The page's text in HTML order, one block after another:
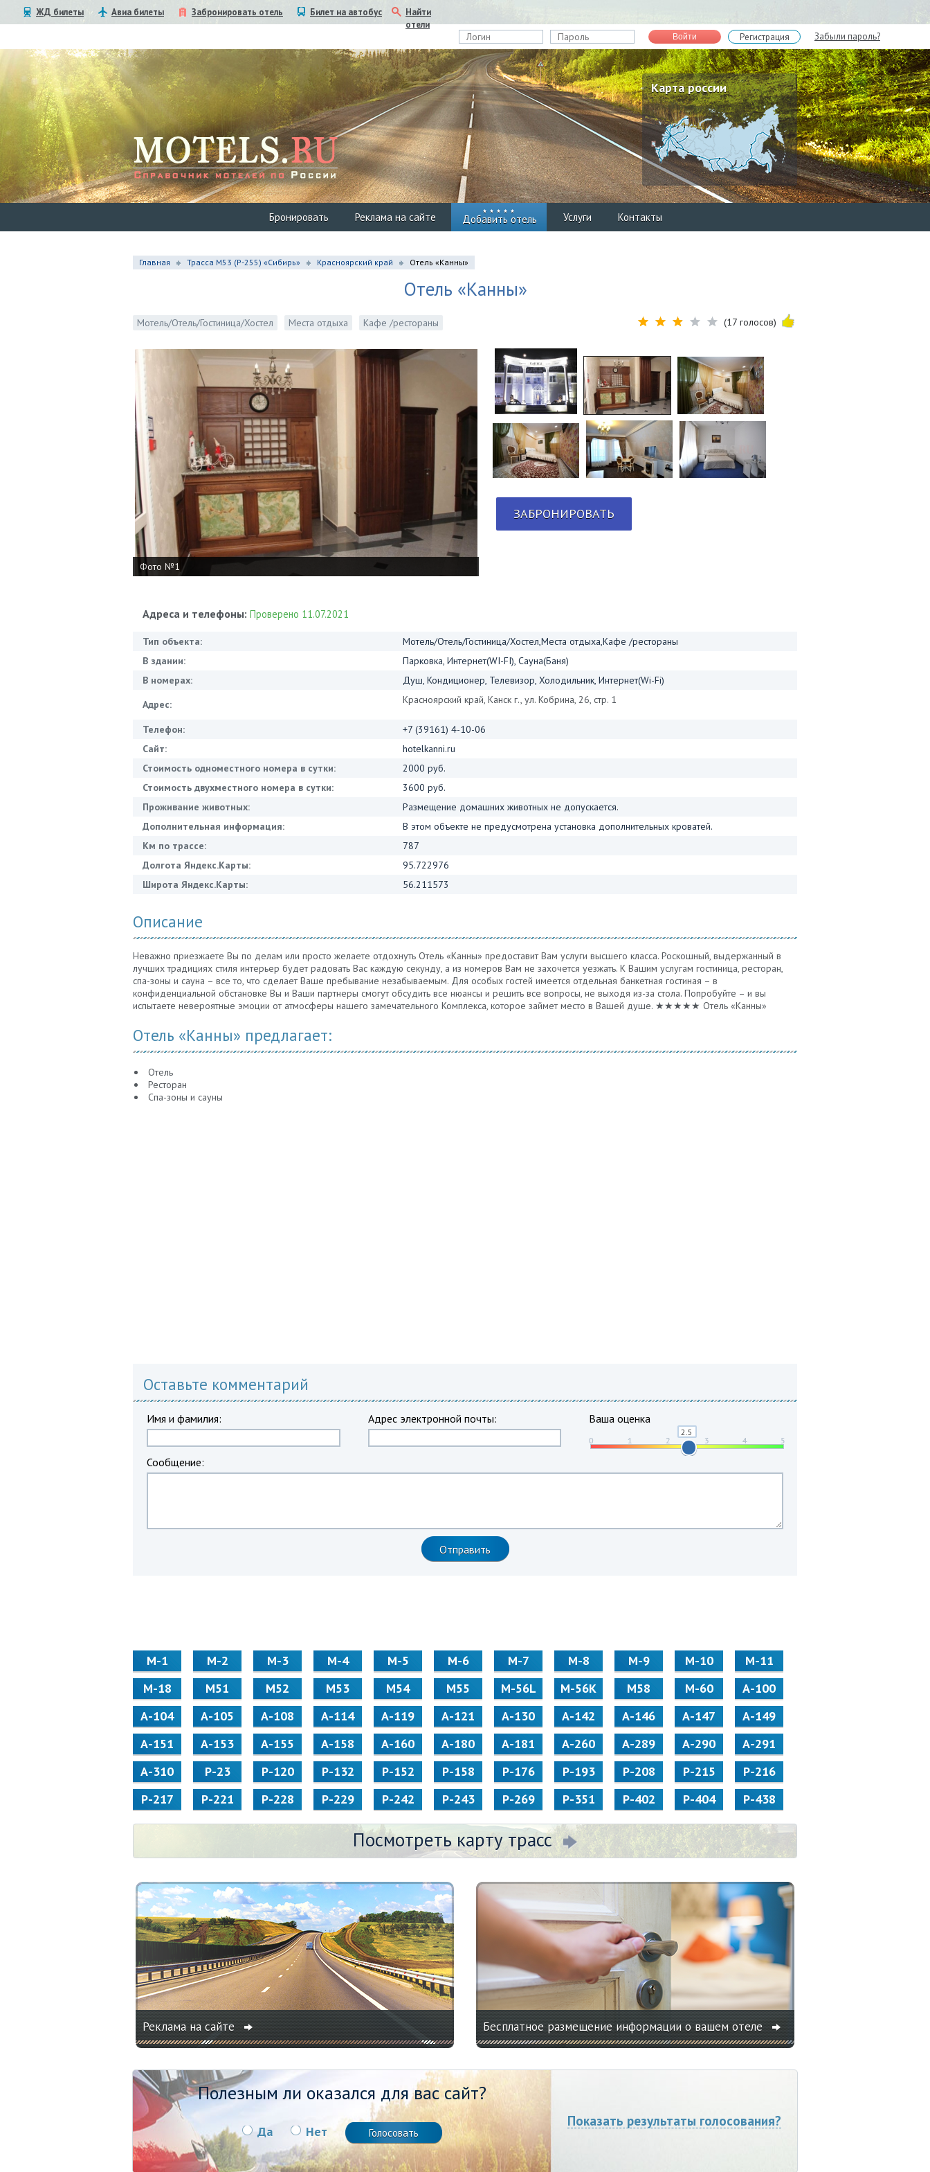
ЖД билеты Авиа билеты Забронировать отель Билет на автобус
Найти
отели
Войти Регистрация Забыли пароль?
Карта россии
Бронировать Реклама на сайте Добавить отель Услуги Контакты
Главная Трасса М53 (P-255) «Сибирь» Красноярский край Отель «Канны»
Отель «Канны»
Мотель/Отель/Гостиница/Хостел Места отдыха Кафе /рестораны (17 голосов)
Фото №1
ЗАБРОНИРОВАТЬ
Адреса и телефоны: Проверено 11.07.2021
Тип объекта:
Мотель/Отель/Гостиница/Хостел,Места отдыха,Кафе /рестораны
В здании:
Парковка, Интернет(WI-FI), Сауна(Баня)
В номерах:
Душ, Кондиционер, Телевизор, Холодильник, Интернет(Wi-Fi)
Адрес:
Красноярский край, Канск г., ул. Кобрина, 26, стр. 1
Телефон:
+7 (39161) 4-10-06
Сайт:
hotelkanni.ru
Стоимость одноместного номера в сутки:
2000 руб.
Стоимость двухместного номера в сутки:
3600 руб.
Проживание животных:
Размещение домашних животных не допускается.
Дополнительная информация:
В этом объекте не предусмотрена установка дополнительных кроватей.
Км по трассе:
787
Долгота Яндекс.Карты:
95.722976
Широта Яндекс.Карты:
56.211573
Описание
Неважно приезжаете Вы по делам или просто желаете отдохнуть Отель «Канны» предоставит Вам услуги высшего класса. Роскошный, выдержанный в
лучших традициях стиля интерьер будет радовать Вас каждую секунду, а из номеров Вам не захочется уезжать. К Вашим услугам гостиница, ресторан,
спа-зоны и сауна – все то, что сделает Ваше пребывание незабываемым. Для особых гостей имеется отдельная банкетная гостиная – в
конфиденциальной обстановке Вы и Ваши партнеры смогут обсудить все нюансы и решить все вопросы, не выходя из-за стола. Попробуйте – и вы
испытаете невероятные эмоции от атмосферы нашего замечательного Комплекса, которое займет место в Вашей душе. ★★★★★ Отель «Канны»
Отель «Канны» предлагает:
Отель
Ресторан
Спа-зоны и сауны
Оставьте комментарий
Имя и фамилия: Адрес электронной почты: Ваша оценка
Сообщение:
М-1 М-2 М-3 М-4 М-5 М-6 М-7 М-8 М-9 М-10
М-11
М-18
М51 М52 М53 М54 М55 M-56L M-56K М58 M-60
А-100
А-104
А-105 А-108 А-114 А-119 А-121 А-130 А-142 А-146 А-147
А-149
А-151
А-153 А-155 А-158 А-160 А-180 А-181 А-260 А-289 А-290
А-291
А-310
Р-23 Р-120 Р-132 Р-152 Р-158 Р-176 Р-193 Р-208 Р-215
Р-216
Р-217
Р-221 Р-228 Р-229 Р-242 Р-243 Р-269 Р-351 Р-402 Р-404 Р-438
Посмотреть карту трасс
Реклама на сайте Бесплатное размещение информации о вашем отеле
Полезным ли оказался для вас сайт?
Да Нет
Показать результаты голосования?